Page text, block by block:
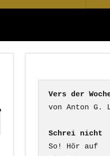
nach:
Vers der
Schrei nicht
So! Hör auf